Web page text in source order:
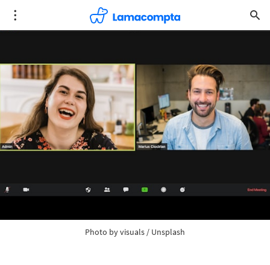
Photo by visuals / Unsplash